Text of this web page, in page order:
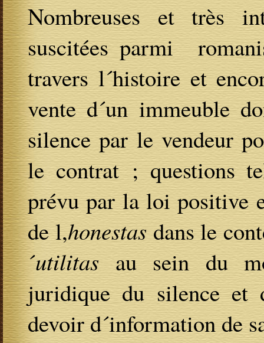
Nombreuses et très
suscitées parmi
travers l´histoire et
vente d´un immeuble
silence par le vendeur
le contrat ; questions
prévu par la loi positive
de l,honestasdans le
´utilitas au sein du
juridique du silence
devoir d´information de